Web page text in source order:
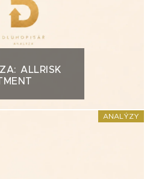
ALLRISK
ANALÝZY